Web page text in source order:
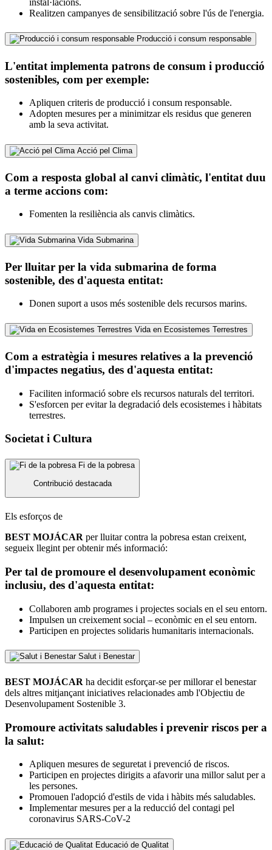
instal·lacions.
Realitzen campanyes de sensibilització sobre l'ús de l'energia.
Producció i consum responsable
L'entitat implementa patrons de consum i producció
sostenibles, com per exemple:
Apliquen criteris de producció i consum responsable.
Adopten mesures per a minimitzar els residus que generen
amb la seva activitat.
Acció pel Clima
Com a resposta global al canvi climàtic, l'entitat duu
a terme accions com:
Fomenten la resiliència als canvis climàtics.
Vida Submarina
Per lluitar per la vida submarina de forma
sostenible, des d'aquesta entitat:
Donen suport a usos més sostenible dels recursos marins.
Vida en Ecosistemes Terrestres
Com a estratègia i mesures relatives a la prevenció
d'impactes negatius, des d'aquesta entitat:
Faciliten informació sobre els recursos naturals del territori.
S'esforcen per evitar la degradació dels ecosistemes i hàbitats
terrestres.
Societat i Cultura
Fi de la pobresa
Contribució destacada
Els esforços de
BEST MOJÁCAR per lluitar contra la pobresa estan creixent,
segueix llegint per obtenir més informació:
Per tal de promoure el desenvolupament econòmic
inclusiu, des d'aquesta entitat:
Collaboren amb programes i projectes socials en el seu entorn.
Impulsen un creixement social – econòmic en el seu entorn.
Participen en projectes solidaris humanitaris internacionals.
Salut i Benestar
BEST MOJÁCAR ha decidit esforçar-se per millorar el benestar
dels altres mitjançant iniciatives relacionades amb l'Objectiu de
Desenvolupament Sostenible 3.
Promoure activitats saludables i prevenir riscos per a
la salut:
Apliquen mesures de seguretat i prevenció de riscos.
Participen en projectes dirigits a afavorir una millor salut per a
les persones.
Promouen l'adopció d'estils de vida i hàbits més saludables.
Implementar mesures per a la reducció del contagi pel
coronavirus SARS-CoV-2
Educació de Qualitat